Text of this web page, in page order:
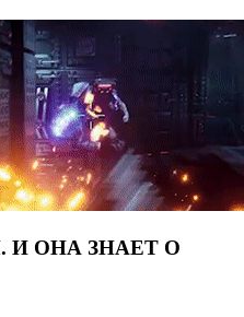
И ОНА ЗНАЕТ О